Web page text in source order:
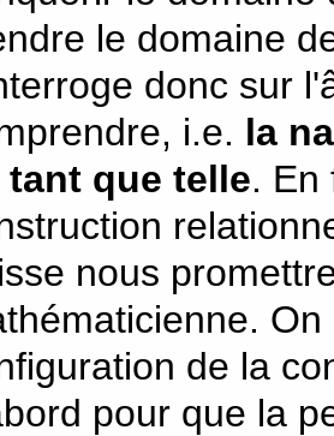
le domaine
donc sur
i.e. la
tant que telle. En
nous
de la
pour que la